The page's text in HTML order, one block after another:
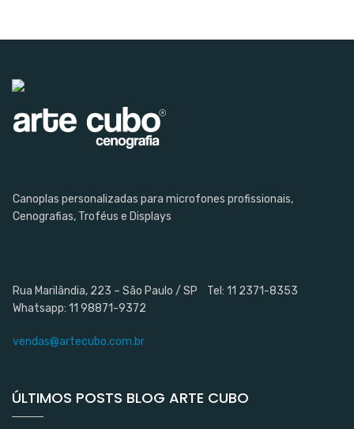
Canoplas personalizadas para microfones profissionais,
Cenografias, Troféus e Displays
Rua Marilândia, 223 – São Paulo / SP Tel: 11 2371-8353
Whatsapp: 11 98871-9372
vendas@artecubo.com.br
ÚLTIMOS POSTS BLOG ARTE CUBO